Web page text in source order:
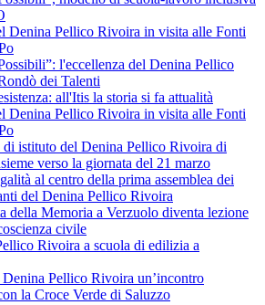
Denina Pellico Rivoira in visita alle Fonti
l'eccellenza del Denina Pellico
dei Talenti
all'Itis la storia si fa attualità
Denina Pellico Rivoira in visita alle Fonti
di istituto del Denina Pellico Rivoira di
verso la giornata del 21 marzo
al centro della prima assemblea dei
del Denina Pellico Rivoira
della Memoria a Verzuolo diventa lezione
civile
Rivoira a scuola di edilizia a
Pellico Rivoira un’incontro
la Croce Verde di Saluzzo